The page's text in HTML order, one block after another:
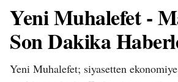
Yeni Muhalefet -
Son Dakika
Yeni Muhalefet; siyasetten